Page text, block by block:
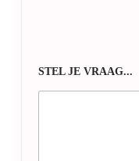
STEL JE VRAAG...